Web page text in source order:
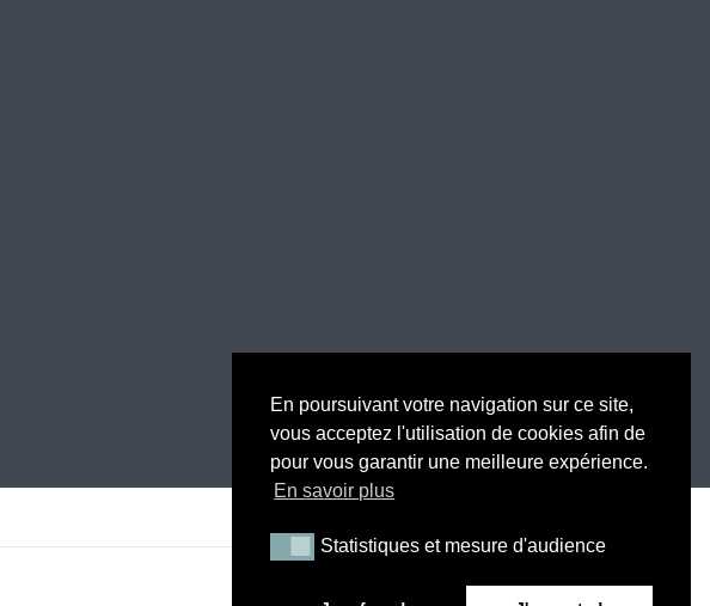
En poursuivant votre navigation sur ce site,
vous acceptez l'utilisation de cookies afin de
pour vous garantir une meilleure expérience.
En savoir plus
Statistiques et mesure d'audience
Statistiques et mesure d'audience